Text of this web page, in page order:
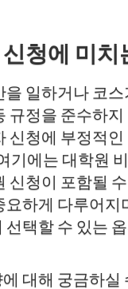
청에 미치
을 일하거나 코
규정을 준수하
신청에 부정적인
기에는 대학원
신청이 포함될
요하게 다루어지
선택할 수 있는
대해 궁금하실